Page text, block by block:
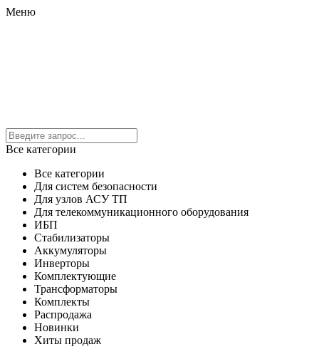
Меню
Все категории
Все категории
Для систем безопасности
Для узлов АСУ ТП
Для телекоммуникационного оборудования
ИБП
Стабилизаторы
Аккумуляторы
Инверторы
Комплектующие
Трансформаторы
Комплекты
Распродажа
Новинки
Хиты продаж